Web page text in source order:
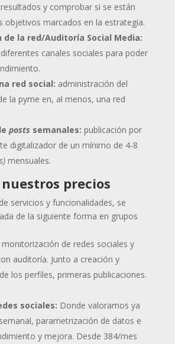
y comprobar si se están
objetivos marcados en la estrategia.
de la red/Auditoría Social Media:
canales sociales para poder
red social: administración del
la pyme en, al menos, una red
posts semanales: publicación por
digitalizador de un mínimo de 4-8
mensuales.
precios
servicios y funcionalidades, se
de la siguiente forma en grupos
monitorización de redes sociales y
auditoría. Junto a creación y
los perfiles, primeras publicaciones.
sociales: Donde valoramos ya
parametrización de datos e
y mejora. Desde 384/mes